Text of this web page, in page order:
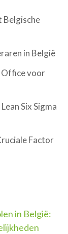
Belgische
in België
Office voor
Six Sigma
Factor
in België: